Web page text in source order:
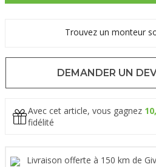
Trouvez un monteur
DEMANDER UN
Avec cet article, vous gagnez
fidélité
Livraison offerte à 150 km de